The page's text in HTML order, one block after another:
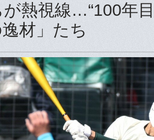
熱視線…“100年
逸材」たち